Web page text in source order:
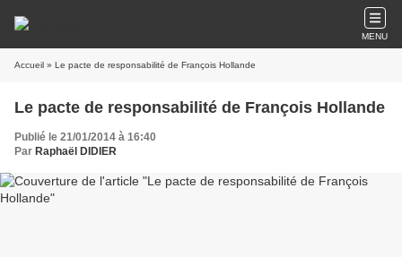
MENU
Accueil » Le pacte de responsabilité de François Hollande
Le pacte de responsabilité de François Hollande
Publié le 21/01/2014 à 16:40
Par Raphaël DIDIER